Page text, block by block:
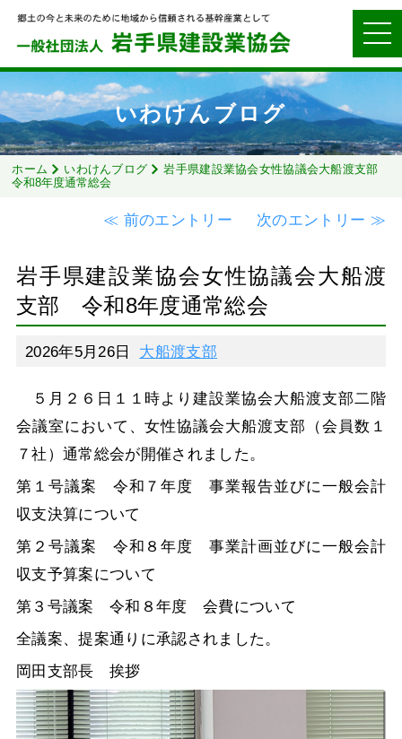
いわけんブログ
ホーム いわけんブログ
岩手県建設業協会女性協議会大船渡支部
令和8年度通常総会
≪ 前のエントリー 次のエントリー ≫
岩手県建設業協会女性協議会大船渡
支部 令和8年度通常総会
2026年5月26日 大船渡支部
５月２６日１１時より建設業協会大船渡支部二階
会議室において、女性協議会大船渡支部（会員数１
７社）通常総会が開催されました。
第１号議案 令和７年度 事業報告並びに一般会計
収支決算について
第２号議案 令和８年度 事業計画並びに一般会計
収支予算案について
第３号議案 令和８年度 会費について
全議案、提案通りに承認されました。
岡田支部長 挨拶